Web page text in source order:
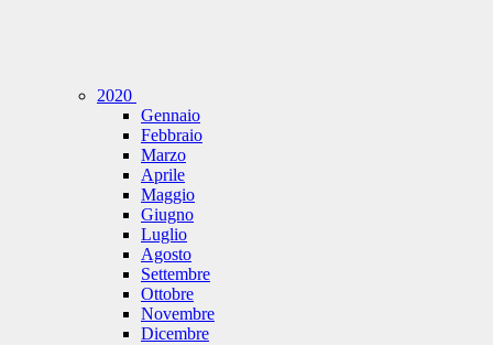
2020
Gennaio
Febbraio
Marzo
Aprile
Maggio
Giugno
Luglio
Agosto
Settembre
Ottobre
Novembre
Dicembre